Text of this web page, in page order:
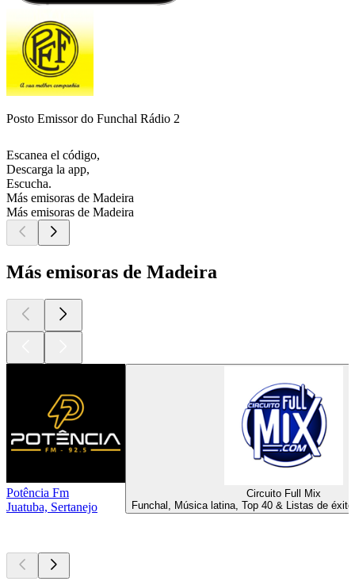
Posto Emissor do Funchal Rádio 2
Escanea el código,
Descarga la app,
Escucha.
Más emisoras de Madeira
Más emisoras de Madeira
Más emisoras de Madeira
Potência Fm
Juatuba, Sertanejo
Circuito Full Mix
Funchal, Música latina, Top 40 & Listas de